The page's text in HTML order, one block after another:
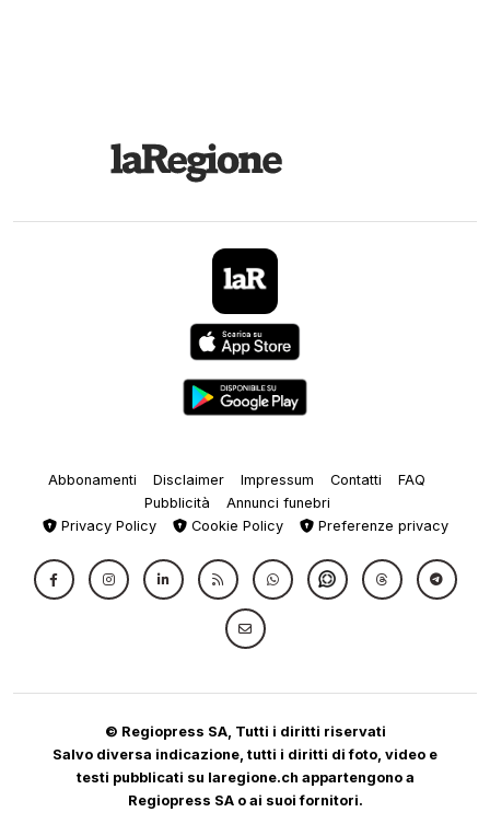
Abbonamenti Disclaimer Impressum Contatti
FAQ
Pubblicità
Annunci funebri
Privacy Policy
Cookie Policy Preferenze privacy
© Regiopress SA, Tutti i diritti riservati
Salvo diversa indicazione, tutti i diritti di foto, video e
testi pubblicati su laregione.ch appartengono a
Regiopress SA o ai suoi fornitori.